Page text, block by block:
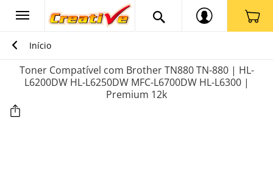
Início
Toner Compatível com Brother TN880 TN-880 | HL-
L6200DW HL-L6250DW MFC-L6700DW HL-L6300 |
Premium 12k